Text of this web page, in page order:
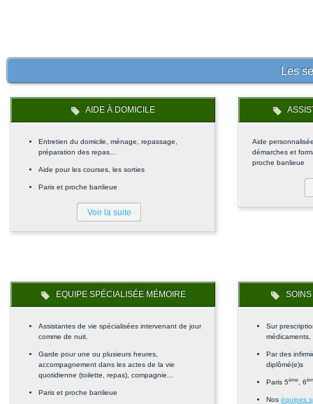
Les
AIDE À DOMICILE
Entretien du domicile, ménage, repassage,
préparation des repas…
Aide pour les courses, les sorties
Paris et proche banlieue
Voir la suite
Aide
démarches et
proche banlieue
EQUIPE SPÉCIALISÉE MÉMOIRE
Assistantes de vie spécialisées intervenant de jour
comme de nuit.
Garde pour une ou plusieurs heures,
accompagnement dans les actes de la vie
quotidienne (toilette, repas), compagnie...
Paris et proche banlieue
Sur
Par des
diplômé(e)s
Paris 5ème, 6
Noséquipes